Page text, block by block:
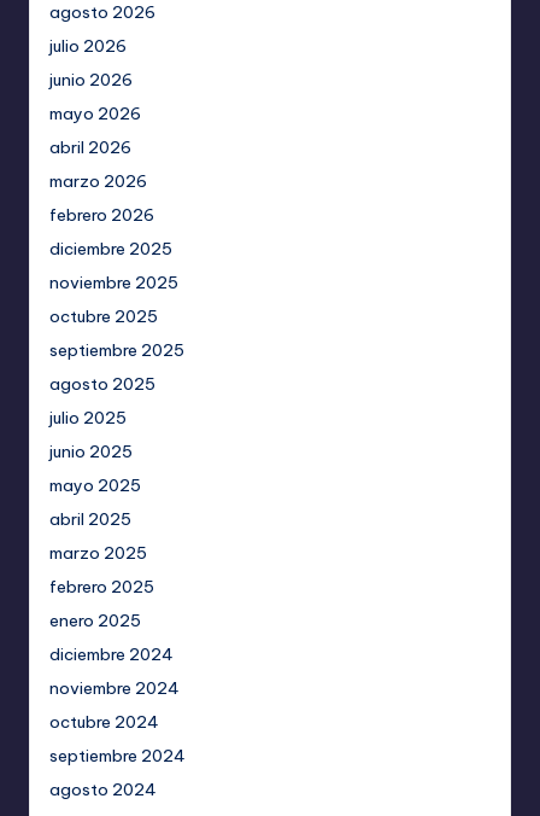
agosto 2026
julio 2026
junio 2026
mayo 2026
abril 2026
marzo 2026
febrero 2026
diciembre 2025
noviembre 2025
octubre 2025
septiembre 2025
agosto 2025
julio 2025
junio 2025
mayo 2025
abril 2025
marzo 2025
febrero 2025
enero 2025
diciembre 2024
noviembre 2024
octubre 2024
septiembre 2024
agosto 2024